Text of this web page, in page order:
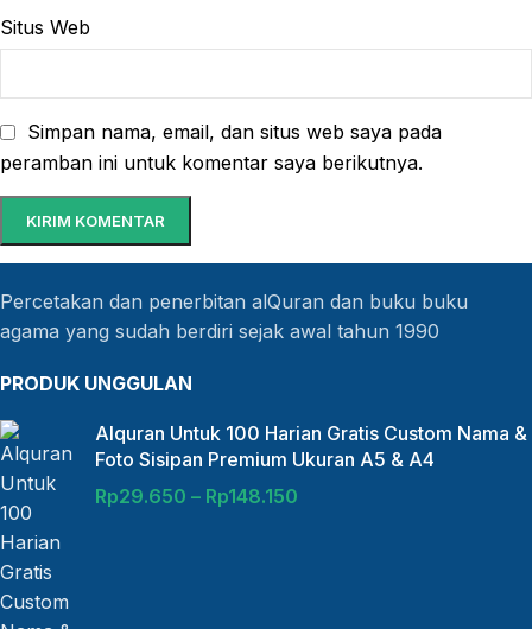
Situs Web
Simpan nama, email, dan situs web saya pada
peramban ini untuk komentar saya berikutnya.
Percetakan dan penerbitan alQuran dan buku buku
agama yang sudah berdiri sejak awal tahun 1990
PRODUK UNGGULAN
Alquran Untuk 100 Harian Gratis Custom Nama &
Foto Sisipan Premium Ukuran A5 & A4
Rp29.650 – Rp148.150